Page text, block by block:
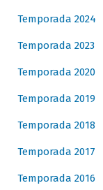
Temporada 2024
Temporada 2023
Temporada 2020
Temporada 2019
Temporada 2018
Temporada 2017
Temporada 2016